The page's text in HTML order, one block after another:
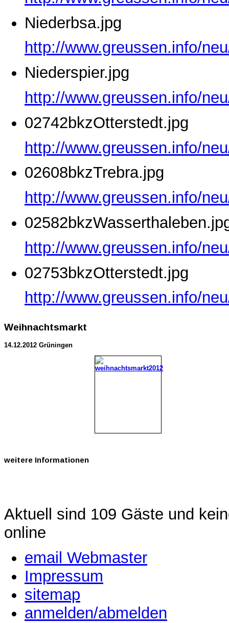
Niederbsa.jpg
http://www.greussen.info/
Niederspier.jpg
http://www.greussen.info/
02742bkzOtterstedt.jpg
http://www.greussen.info/
02608bkzTrebra.jpg
http://www.greussen.info/
http://www.greussen.info/
02753bkzOtterstedt.jpg
http://www.greussen.info/
Weihnachtsmarkt
14.12.2012 Grüningen
weitere Informationen
Aktuell sind 109 Gäste und
online
email Webmaster
Impressum
sitemap
anmelden/abmelden